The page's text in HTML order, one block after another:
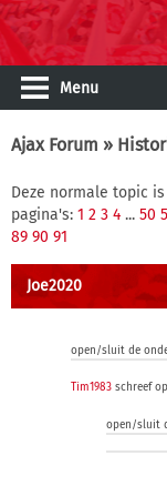
Menu
Ajax Forum »
Deze normale topic
pagina's: 1 2 3 4 ... 50
89 90 91
Joe2020
open/sluit de
Tim1983 schreef op
open/sluit